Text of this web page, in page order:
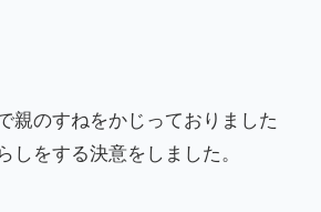
親のすねをかじっておりました
しをする決意をしました。